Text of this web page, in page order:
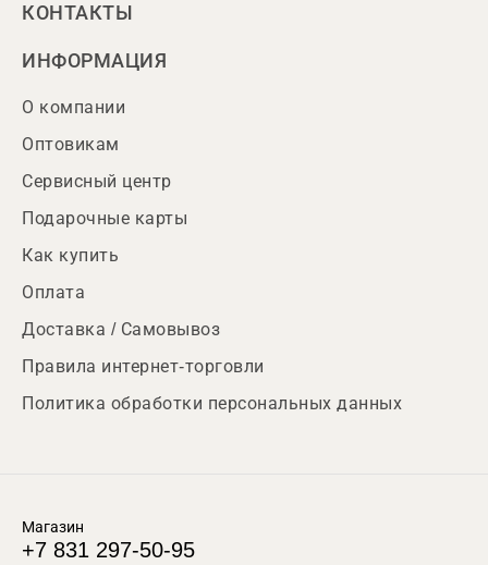
КОНТАКТЫ
ИНФОРМАЦИЯ
О компании
Оптовикам
Сервисный центр
Подарочные карты
Как купить
Оплата
Доставка / Самовывоз
Правила интернет-торговли
Политика обработки персональных данных
Магазин
+7 831 297-50-95